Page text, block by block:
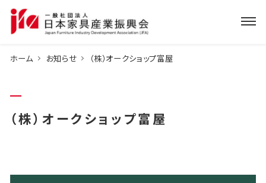
ホーム お知らせ （株）オークショップ富屋
（株）オークショップ富屋